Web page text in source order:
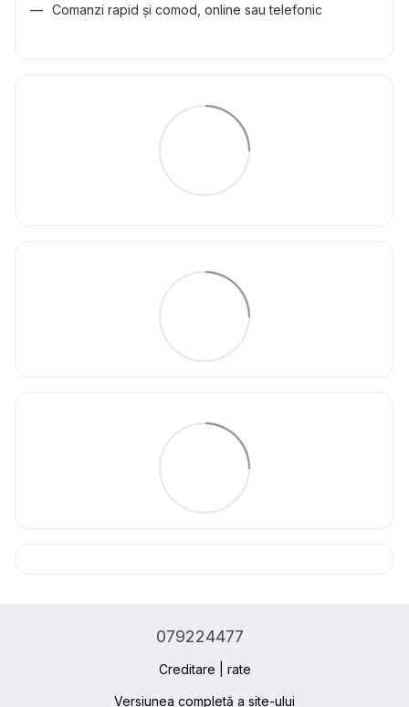
Comanzi rapid și comod, online sau telefonic
079224477
Creditare | rate
Versiunea completă a site-ului